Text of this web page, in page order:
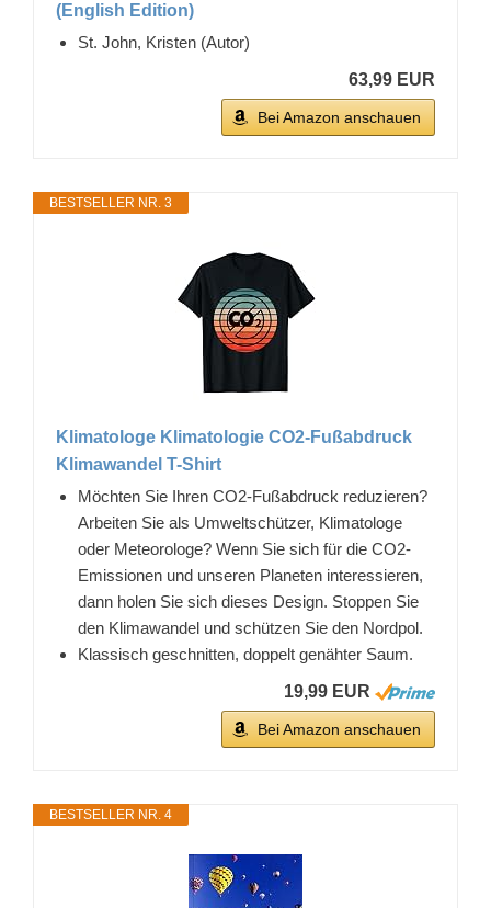
(English Edition)
St. John, Kristen (Autor)
63,99 EUR
Bei Amazon anschauen
BESTSELLER NR. 3
Klimatologe Klimatologie CO2-Fußabdruck
Klimawandel T-Shirt
Möchten Sie Ihren CO2-Fußabdruck reduzieren?
Arbeiten Sie als Umweltschützer, Klimatologe
oder Meteorologe? Wenn Sie sich für die CO2-
Emissionen und unseren Planeten interessieren,
dann holen Sie sich dieses Design. Stoppen Sie
den Klimawandel und schützen Sie den Nordpol.
Klassisch geschnitten, doppelt genähter Saum.
19,99 EUR
Bei Amazon anschauen
BESTSELLER NR. 4